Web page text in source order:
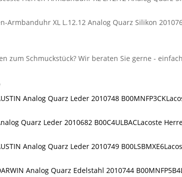
Armbanduhr XL L.12.12 Analog Quarz Silikon
Lacoste